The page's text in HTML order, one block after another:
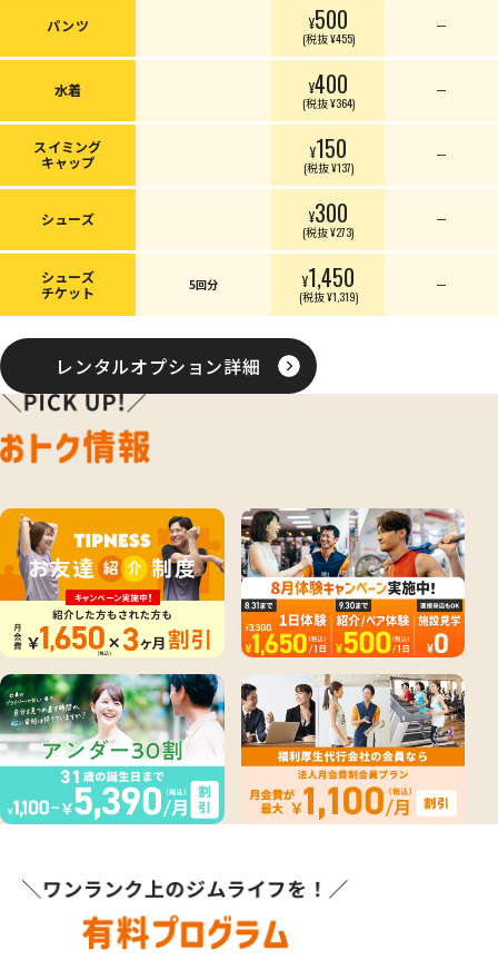
パンツ ¥500
(税抜 ¥455)
ー
水着 ¥400
(税抜 ¥364)
ー
スイミング
キャップ
¥150
(税抜 ¥137)
ー
シューズ ¥300
(税抜 ¥273)
ー
シューズ
チケット
5回分 ¥1,450
(税抜 ¥1,319)
ー
レンタルオプション詳細